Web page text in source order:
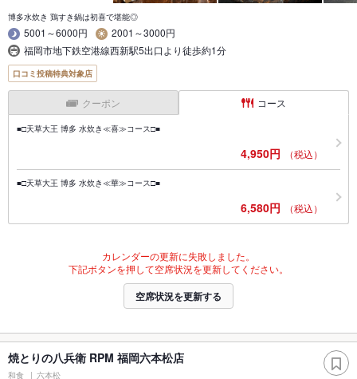
博多水炊き 鶏すき鍋は初喜で堪能◎
5001～6000円
2001～3000円
福岡市地下鉄空港線西新駅5出口より徒歩約1分
口コミ投稿特典対象店
クーポン コース
■□天草大王 博多 水炊き≪喜≫コース□■
4,950円 （税込）
■□天草大王 博多 水炊き≪華≫コース□■
6,580円 （税込）
カレンダーの更新に失敗しました。
下記ボタンを押して空席状況を更新してください。
空席状況を更新する
焼とりの八兵衛 RPM 福岡六本松店
和食 六本松